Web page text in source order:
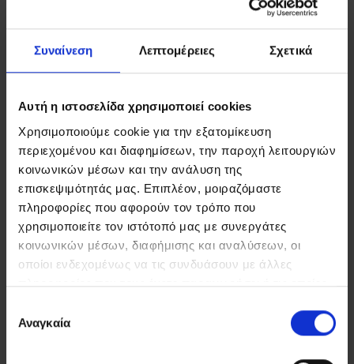
Συναίνεση Λεπτομέρειες Σχετικά
Αυτή η ιστοσελίδα χρησιμοποιεί cookies
Χρησιμοποιούμε cookie για την εξατομίκευση
περιεχομένου και διαφημίσεων, την παροχή λειτουργιών
κοινωνικών μέσων και την ανάλυση της
επισκεψιμότητάς μας. Επιπλέον, μοιραζόμαστε
πληροφορίες που αφορούν τον τρόπο που
χρησιμοποιείτε τον ιστότοπό μας με συνεργάτες
κοινωνικών μέσων, διαφήμισης και αναλύσεων, οι
οποίοι ενδεχομένως να τις συνδυάσουν με άλλες
πληροφορίες που τους έχετε παραχωρήσει ή τις οποίες
των υπηρεσιών τους.
συγκατάθεσης
Αναγκαία